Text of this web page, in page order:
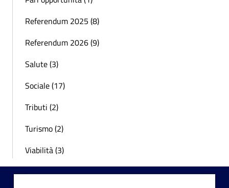
Referendum 2025 (8)
Referendum 2026 (9)
Salute (3)
Sociale (17)
Tributi (2)
Turismo (2)
Viabilità (3)